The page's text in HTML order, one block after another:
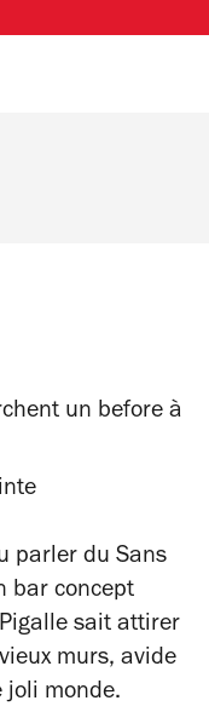
un before à
parler du Sans
bar concept
sait attirer
murs, avide
joli monde.